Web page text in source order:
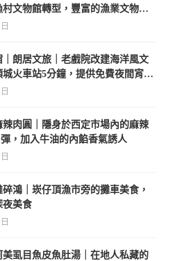
文物館轉型，豐富的漁業文物，
｜朗居文旅｜老戲院改建海洋風文
火車站5分鐘，提供免費夜間宵
間
肉圓｜隱身於西定市場內的麻辣
，加入牛油的內餡香氣誘人
鴻｜崁仔頂漁市旁的攤車美食，
夜美食
虱目魚皮魚肚湯｜在地人私藏的